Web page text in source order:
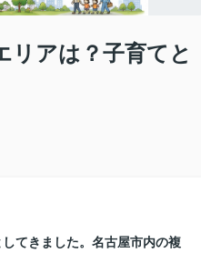
リアは？子育てと
てきました。名古屋市内の複